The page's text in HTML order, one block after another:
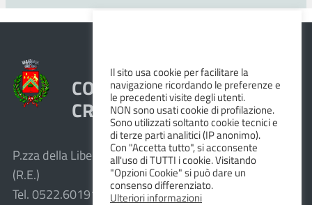
COMUNE DI VEZZANO SUL
CROSTOLO
P.zza della Libertà, 1 – 42030 Vezzano sul Crostolo
(R.E.)
Tel. 0522.601911 – Fax 0522.601947
Il sito usa cookie per facilitare la
navigazione ricordando le preferenze e
le precedenti visite degli utenti.
NON sono usati cookie di profilazione.
Sono utilizzati soltanto cookie tecnici e
di terze parti analitici (IP anonimo).
Con "Accetta tutto", si acconsente
all'uso di TUTTI i cookie. Visitando
"Opzioni Cookie" si può dare un
consenso differenziato.
Ulteriori informazioni